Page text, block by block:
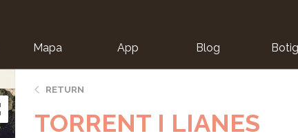
Mapa App Blog
RETURN
TORRENT I LIANES